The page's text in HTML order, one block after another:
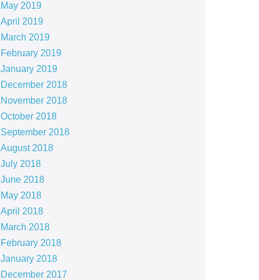
May 2019
April 2019
March 2019
February 2019
January 2019
December 2018
November 2018
October 2018
September 2018
August 2018
July 2018
June 2018
May 2018
April 2018
March 2018
February 2018
January 2018
December 2017